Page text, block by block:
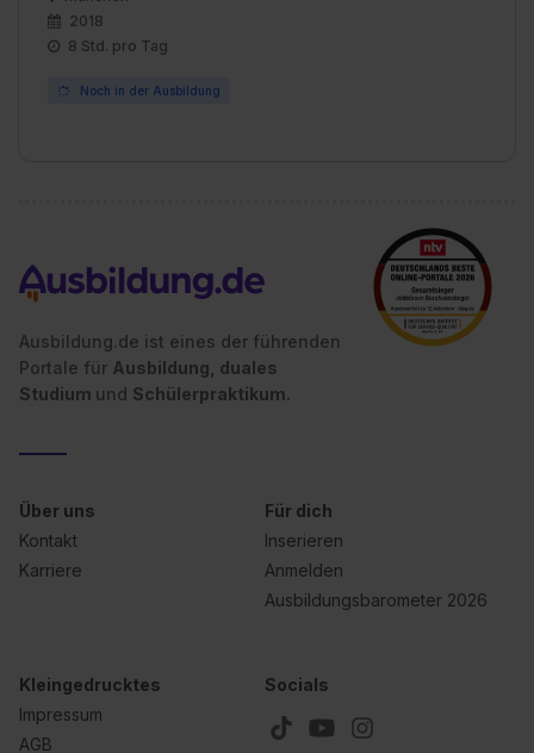
2018
8 Std. pro Tag
Noch in der Ausbildung
Ausbildung.de ist eines der führenden
Portale für Ausbildung, duales
Studium und Schülerpraktikum.
Über uns
Kontakt
Karriere
Für dich
Inserieren
Anmelden
Ausbildungsbarometer 2026
Kleingedrucktes
Impressum
AGB
Socials